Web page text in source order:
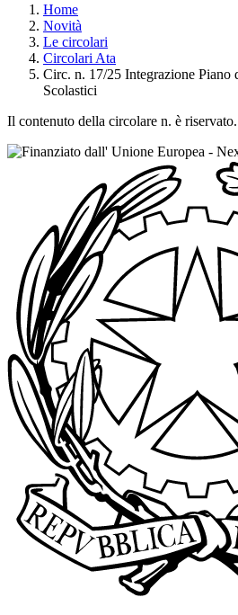
Home
Novità
Le circolari
Circolari Ata
Circ. n. 17/25 Integrazione Piano
Scolastici
Il contenuto della circolare n. è riservato.